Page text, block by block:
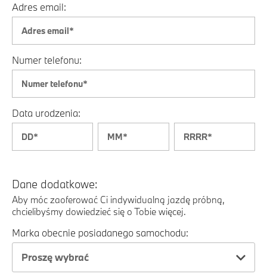
Adres email:
Numer telefonu:
Data urodzenia:
Dane dodatkowe:
Aby móc zaoferować Ci indywidualną jazdę próbną,
chcielibyśmy dowiedzieć się o Tobie więcej.
Marka obecnie posiadanego samochodu:
Proszę wybrać